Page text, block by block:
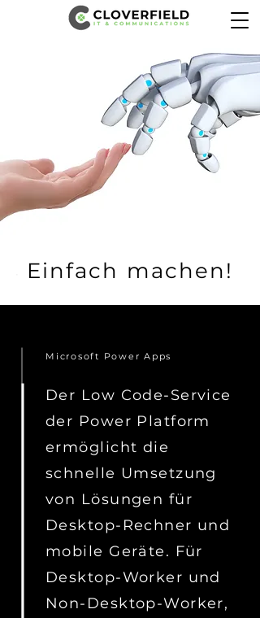
Einfach machen!
Microsoft Power Apps
Der Low Code-Service
der Power Platform
ermöglicht die
schnelle Umsetzung
von Lösungen für
Desktop-Rechner und
mobile Geräte. Für
Desktop-Worker und
Non-Desktop-Worker,